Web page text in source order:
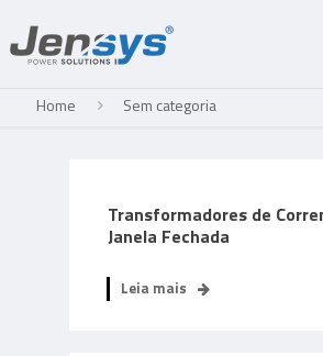
Home Sem categoria
Transformadores de
Janela Fechada
Leia mais